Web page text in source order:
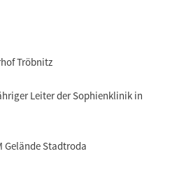
Tröbnitz
Leiter der Sophienklinik in
Gelände Stadtroda